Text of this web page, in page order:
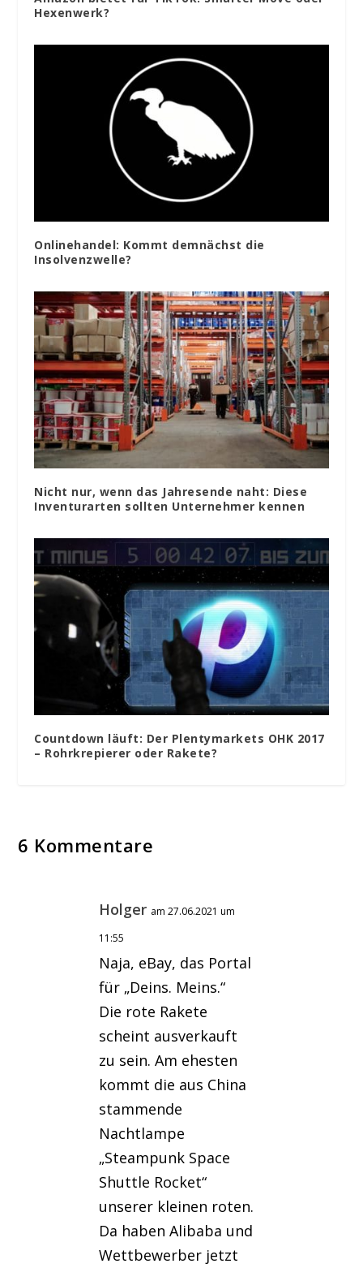
Hexenwerk?
Onlinehandel: Kommt demnächst die
Insolvenzwelle?
Nicht nur, wenn das Jahresende naht: Diese
Inventurarten sollten Unternehmer kennen
Countdown läuft: Der Plentymarkets OHK 2017
– Rohrkrepierer oder Rakete?
6 Kommentare
Holger am 27.06.2021 um
11:55
Naja, eBay, das Portal
für „Deins. Meins.“
Die rote Rakete
scheint ausverkauft
zu sein. Am ehesten
kommt die aus China
stammende
Nachtlampe
„Steampunk Space
Shuttle Rocket“
unserer kleinen roten.
Da haben Alibaba und
Wettbewerber jetzt